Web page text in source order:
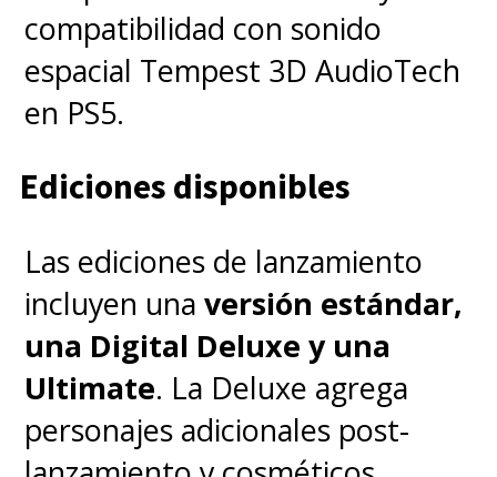
compatibilidad con sonido
espacial Tempest 3D AudioTech
en PS5.
Ediciones disponibles
Las ediciones de lanzamiento
incluyen unaversión estándar,
una Digital Deluxe y una
Ultimate. La Deluxe agrega
personajes adicionales post-